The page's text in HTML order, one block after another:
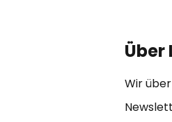
Über
Wir